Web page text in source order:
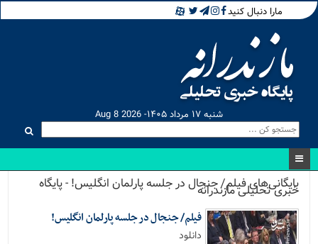
مارا دنبال کنید
شنبه ۱۷ مرداد ۱۴۰۵- Aug 8 2026
بایگانی‌های فیلم/ جنجال در جلسه پارلمان انگلیس! - پایگاه
خبری تحلیلی مازندرانه
فیلم/ جنجال در جلسه پارلمان انگلیس!
دانلود